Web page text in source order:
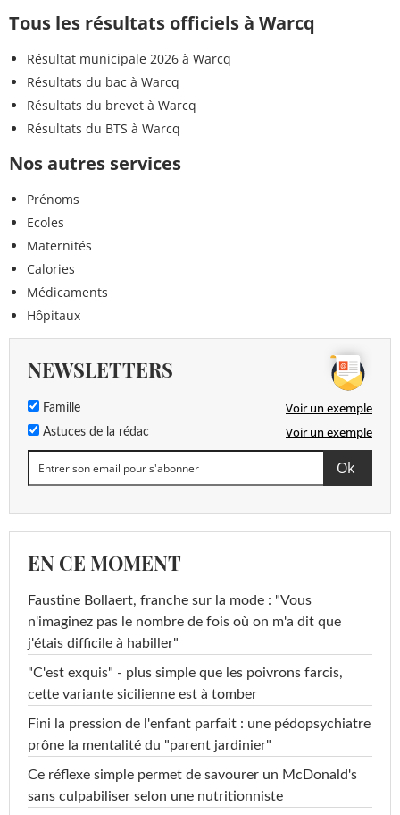
Tous les résultats officiels à Warcq
Résultat municipale 2026 à Warcq
Résultats du bac à Warcq
Résultats du brevet à Warcq
Résultats du BTS à Warcq
Nos autres services
Prénoms
Ecoles
Maternités
Calories
Médicaments
Hôpitaux
NEWSLETTERS
Famille Voir un exemple
Astuces de la rédac Voir un exemple
EN CE MOMENT
Faustine Bollaert, franche sur la mode : "Vous
n'imaginez pas le nombre de fois où on m'a dit que
j'étais difficile à habiller"
"C'est exquis" - plus simple que les poivrons farcis,
cette variante sicilienne est à tomber
Fini la pression de l'enfant parfait : une pédopsychiatre
prône la mentalité du "parent jardinier"
Ce réflexe simple permet de savourer un McDonald's
sans culpabiliser selon une nutritionniste